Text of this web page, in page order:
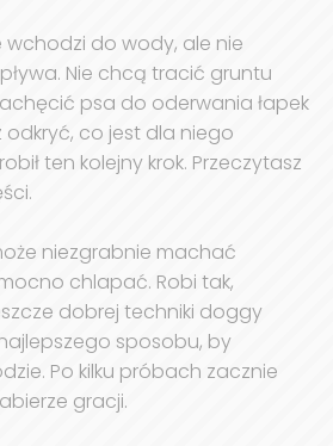
do wody, ale nie
Nie chcą tracić gruntu
psa do oderwania łapek
odkryć, co jest dla niego
ten kolejny krok. Przeczytasz
niezgrabnie machać
chlapać. Robi tak,
dobrej techniki doggy
sposobu, by
Po kilku próbach zacznie
gracji.